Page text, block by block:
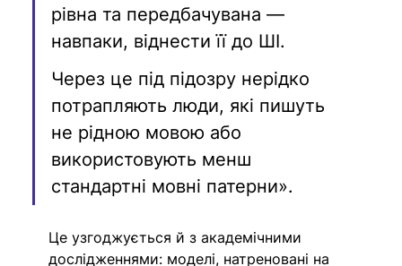
рівна та передбачувана —
навпаки, віднести її до ШІ.
Через це під підозру нерідко
потрапляють люди, які пишуть
не рідною мовою або
використовують менш
стандартні мовні патерни».
Це узгоджується й з академічними
дослідженнями: моделі, натреновані на